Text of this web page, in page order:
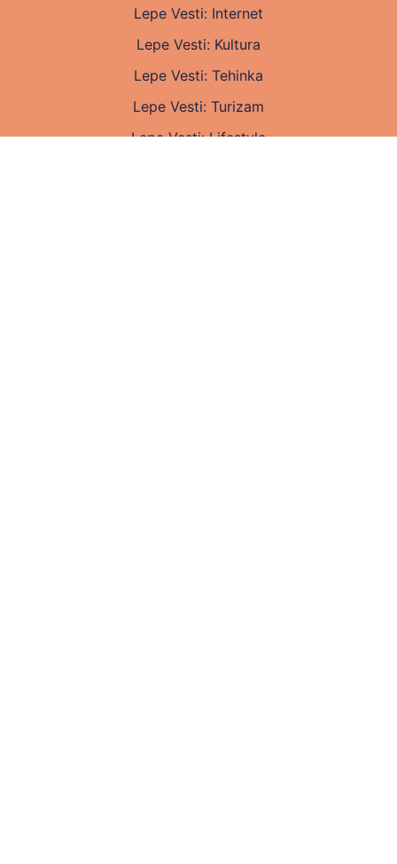
Lepe Vesti: Internet
Lepe Vesti: Kultura
Lepe Vesti: Tehinka
Lepe Vesti: Turizam
Lepe Vesti: Lifestyle